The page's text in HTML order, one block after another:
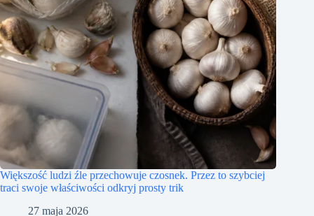
Większość ludzi źle przechowuje czosnek. Przez to szybciej
traci swoje właściwości odkryj prosty trik
27 maja 2026